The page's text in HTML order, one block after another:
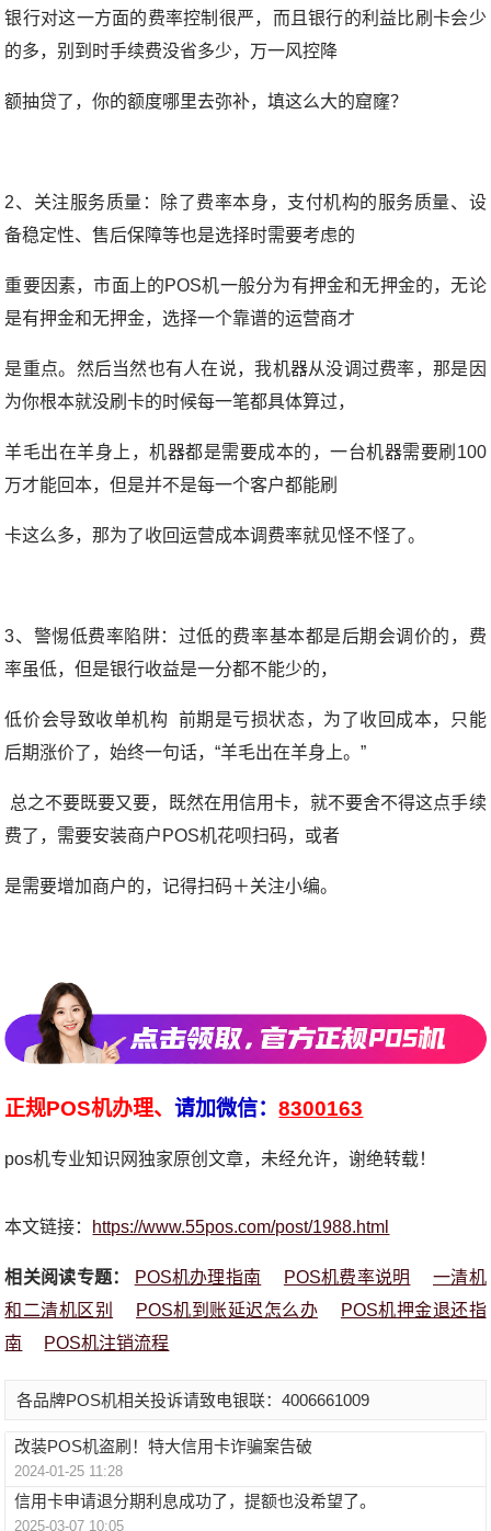
银行对这一方面的费率控制很严，而且银行的利益比刷卡会少
的多，别到时手续费没省多少，万一风控降
额抽贷了，你的额度哪里去弥补，填这么大的窟窿？
2、关注服务质量：除了费率本身，支付机构的服务质量、设
备稳定性、售后保障等也是选择时需要考虑的
重要因素，市面上的POS机一般分为有押金和无押金的，无论
是有押金和无押金，选择一个靠谱的运营商才
是重点。 然后当然也有人在说，我机器从没调过费率，那是因
为你根本就没刷卡的时候每一笔都具体算过，
羊毛出在羊身上，机器都是需要成本的，一台机器需要刷100
万才能回本，但是并不是每一个客户都能刷
卡这么多， 那为了收回运营成本调费率就见怪不怪了。
3、警惕低费率陷阱：过低的费率基本都是后期会调价的，费
率虽低，但是银行收益是一分都不能少的，
低价会导致收单机构 前期是亏损状态，为了收回成本，只能
后期涨价了，始终一句话，“羊毛出在羊身上。”
总之不要既要又要，既然在用信用卡，就不要舍不得这点手续
费了，需要安装商户POS机花呗扫码，或者
是需要增加商户的，记得扫码＋关注小编。
正规POS机办理、请加微信：8300163
pos机专业知识网独家原创文章，未经允许，谢绝转载！
本文链接： https://www.55pos.com/post/1988.html
相关阅读专题： POS机办理指南 POS机费率说明
一清机
和二清机区别
POS机到账延迟怎么办
POS机押金退还指
南
POS机注销流程
各品牌POS机相关投诉请致电银联：4006661009
改装POS机盗刷！特大信用卡诈骗案告破
2024-01-25 11:28
信用卡申请退分期利息成功了，提额也没希望了。
2025-03-07 10:05